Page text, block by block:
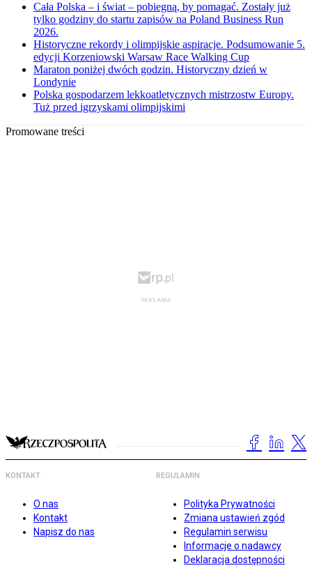
Cała Polska – i świat – pobiegną, by pomagać. Zostały już
tylko godziny do startu zapisów na Poland Business Run
2026.
Historyczne rekordy i olimpijskie aspiracje. Podsumowanie 5.
edycji Korzeniowski Warsaw Race Walking Cup
Maraton poniżej dwóch godzin. Historyczny dzień w
Londynie
Polska gospodarzem lekkoatletycznych mistrzostw Europy.
Tuż przed igrzyskami olimpijskimi
Promowane treści
KONTAKT
O nas
Kontakt
Napisz do nas
REGULAMIN
Polityka Prywatności
Zmiana ustawień zgód
Regulamin serwisu
Informacje o nadawcy
Deklaracja dostępności